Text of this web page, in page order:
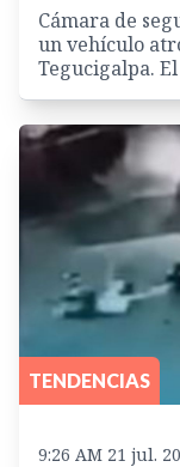
Cámara de
un vehículo
Tegucigalpa.
TENDENCIAS
9:26 AM 21 jul.